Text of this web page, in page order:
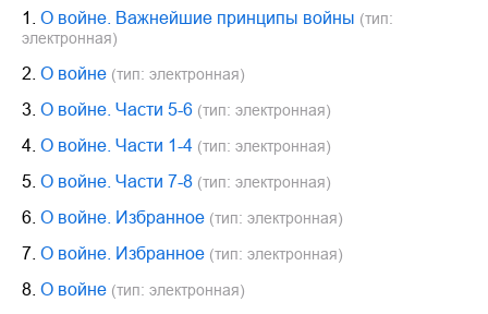
1. О войне. Важнейшие принципы войны (тип:
электронная)
2. О войне (тип: электронная)
3. О войне. Части 5-6 (тип: электронная)
4. О войне. Части 1-4 (тип: электронная)
5. О войне. Части 7-8 (тип: электронная)
6. О войне. Избранное (тип: электронная)
7. О войне. Избранное (тип: электронная)
8. О войне (тип: электронная)